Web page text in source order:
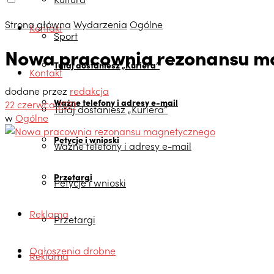
Kontakt
Tutaj dostaniesz „Kuriera”
Ważne telefony i adresy e-mail
Petycje i wnioski
Przetargi
Reklama
Ogłoszenia drobne
Sport
Kontakt
Tutaj dostaniesz „Kuriera”
Ważne telefony i adresy e-mail
Petycje i wnioski
Przetargi
Reklama
Strona główna Wydarzenia Ogólne
Nowa pracownia rezonansu
dodane przez redakcja
22 czerwca 2021
wOgólne